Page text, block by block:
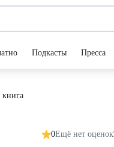
Подкасты Пресса
книга
0Ещё нет оценок